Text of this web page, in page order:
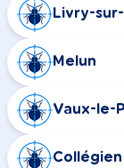
Livry-
Melun
Vaux-le-
Collégien